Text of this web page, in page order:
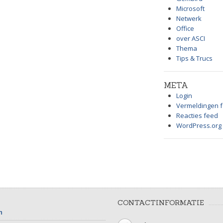
Microsoft
Netwerk
Office
over ASCI
Thema
Tips & Trucs
META
Login
Vermeldingen
Reacties feed
WordPress.org
CONTACTINFORMATIE